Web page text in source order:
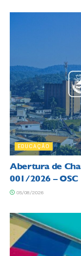
EDUCAÇÃO
Abertura de
001/2026 – OSC
05/08/2026